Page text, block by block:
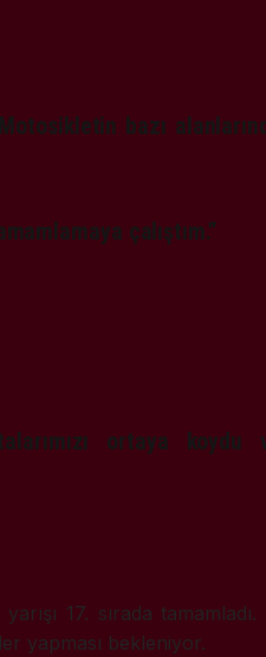
bazı
çalıştım.”
ortaya koydu
17. sırada tamamladı.
yapması bekleniyor.